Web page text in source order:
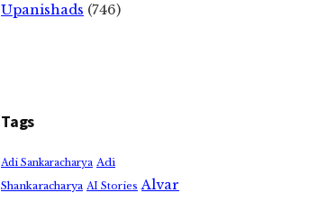
Upanishads (746)
Tags
Adi Sankaracharya Adi
Shankaracharya AI Stories Alvar